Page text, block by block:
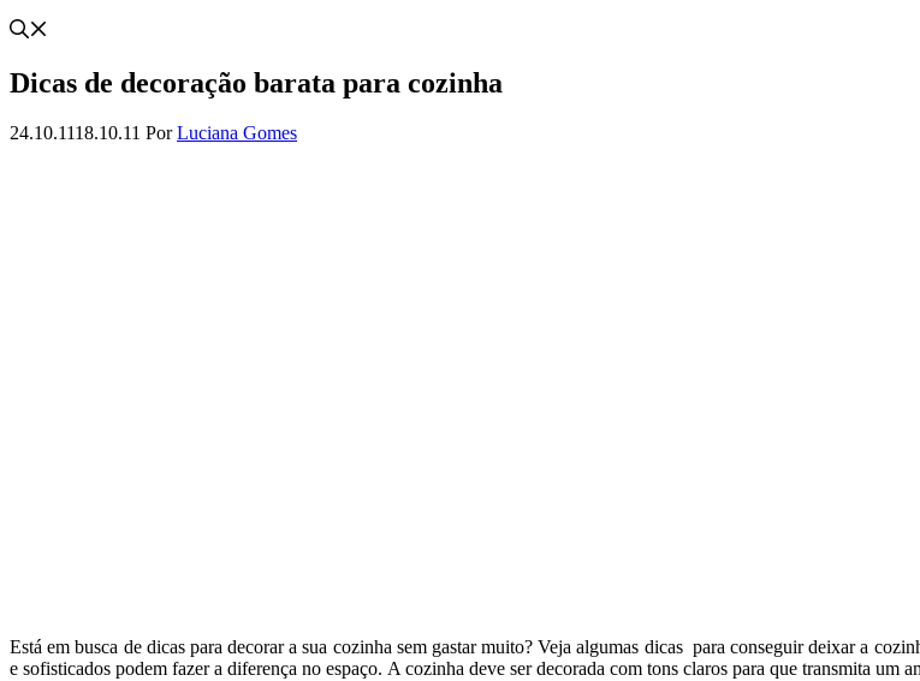
Dicas de decoração barata para cozinha
24.10.1118.10.11 PorLuciana Gomes
Está em busca de dicas para decorar a sua cozinha sem gastar muito? Veja algumas dicas para conseguir deixar a
e sofisticados podem fazer a diferença no espaço. A cozinha deve ser decorada com tons claros para que transmita um